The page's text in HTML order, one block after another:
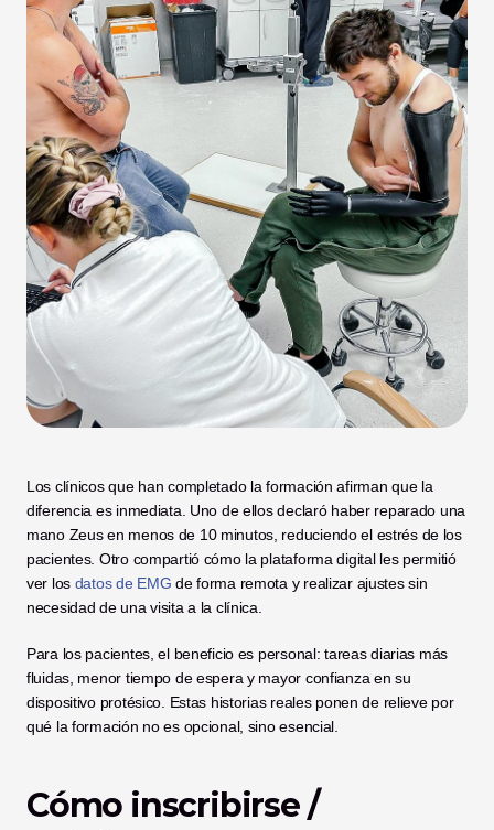
Los clínicos que han completado la formación afirman que la
diferencia es inmediata. Uno de ellos declaró haber reparado una
mano Zeus en menos de 10 minutos, reduciendo el estrés de los
pacientes. Otro compartió cómo la plataforma digital les permitió
ver los datos de EMG de forma remota y realizar ajustes sin
necesidad de una visita a la clínica.
Para los pacientes, el beneficio es personal: tareas diarias más
fluidas, menor tiempo de espera y mayor confianza en su
dispositivo protésico. Estas historias reales ponen de relieve por
qué la formación no es opcional, sino esencial.
Cómo inscribirse /